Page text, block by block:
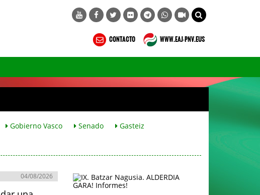
CONTACTO WWW.EAJ-PNV.EUS
Gobierno Vasco Senado
Gasteiz
04/08/2026